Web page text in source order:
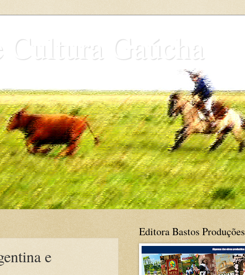
Gaúcha
e
Editora Bastos Produções